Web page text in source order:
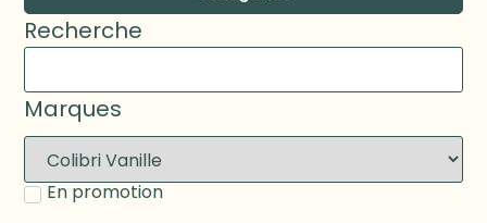
Recherche
Marques
En promotion